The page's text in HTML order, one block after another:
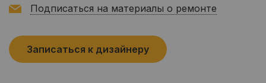
Подписаться на материалы о ремонте
Записаться к дизайнеру